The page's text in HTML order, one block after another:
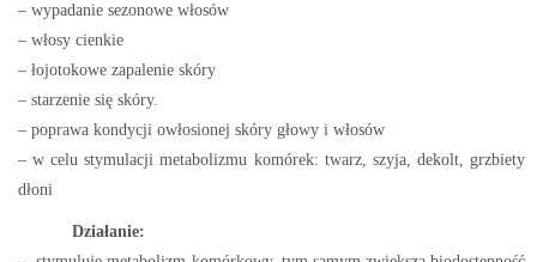
– wypadanie sezonowe włosów
– włosy cienkie
– łojotokowe zapalenie skóry
– starzenie się skóry.
– poprawa kondycji owłosionej skóry głowy i włosów
– w celu stymulacji metabolizmu komórek: twarz, szyja, dekolt, grzbiety
dłoni
Działanie: